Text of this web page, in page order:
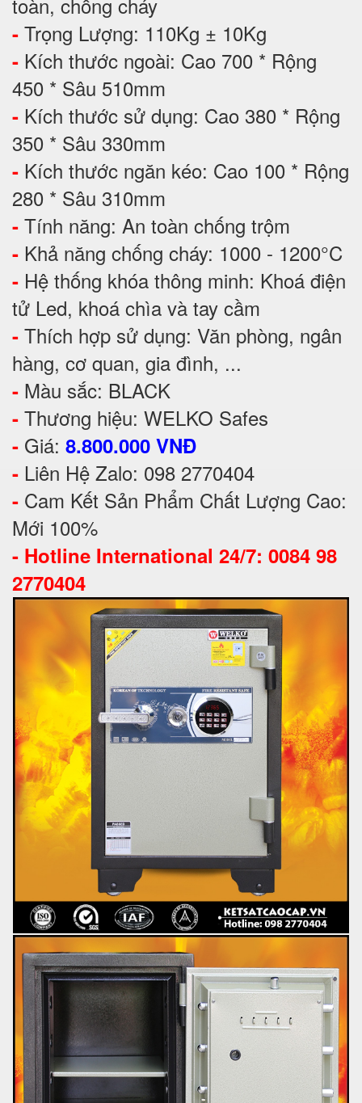
- Trọng Lượng: 110Kg ± 10Kg
- Kích thước ngoài: Cao 700 * Rộng
450 * Sâu 510mm
- Kích thước sử dụng: Cao 380 * Rộng
350 * Sâu 330mm
- Kích thước ngăn kéo: Cao 100 * Rộng
280 * Sâu 310mm
- Tính năng: An toàn chống trộm
- Khả năng chống cháy: 1000 - 1200°C
- Hệ thống khóa thông minh: Khoá điện
tử Led, khoá chìa và tay cầm
- Thích hợp sử dụng: Văn phòng, ngân
hàng, cơ quan, gia đình, ...
- Màu sắc: BLACK
- Thương hiệu: WELKO Safes
- Giá: 8.800.000 VNĐ
- Liên Hệ Zalo: 098 2770404
- Cam Kết Sản Phẩm Chất Lượng Cao:
Mới 100%
- Hotline International 24/7: 0084 98
2770404